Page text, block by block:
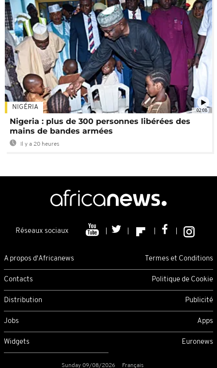
02:08
NIGÉRIA
Nigeria : plus de 300 personnes libérées des
mains de bandes armées
Il y a 20 heures
Réseaux sociaux
A propos d'Africanews Termes et Conditions
Contacts Politique de Cookie
Distribution Publicité
Jobs Apps
Widgets Euronews
Sunday 09/08/2026